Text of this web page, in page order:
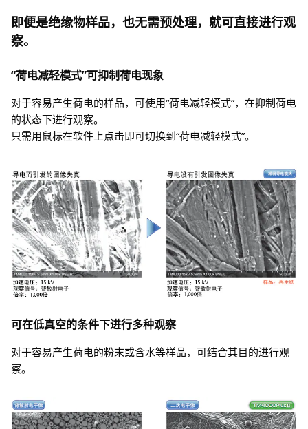
即便是绝缘物样品，也无需预处理，就可直接进行观
察。
“荷电减轻模式”可抑制荷电现象
对于容易产生荷电的样品，可使用“荷电减轻模式”，在抑制荷电
的状态下进行观察。
只需用鼠标在软件上点击即可切换到“荷电减轻模式”。
可在低真空的条件下进行多种观察
对于容易产生荷电的粉末或含水等样品，可结合其目的进行观
察。